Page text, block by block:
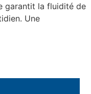
garantit la fluidité de
Une